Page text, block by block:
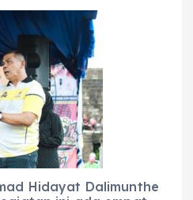
Hidayat Dalimunthe